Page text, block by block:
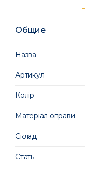
Общие
Назва
Артикул
Колір
Матеріал оправи
Склад
Стать